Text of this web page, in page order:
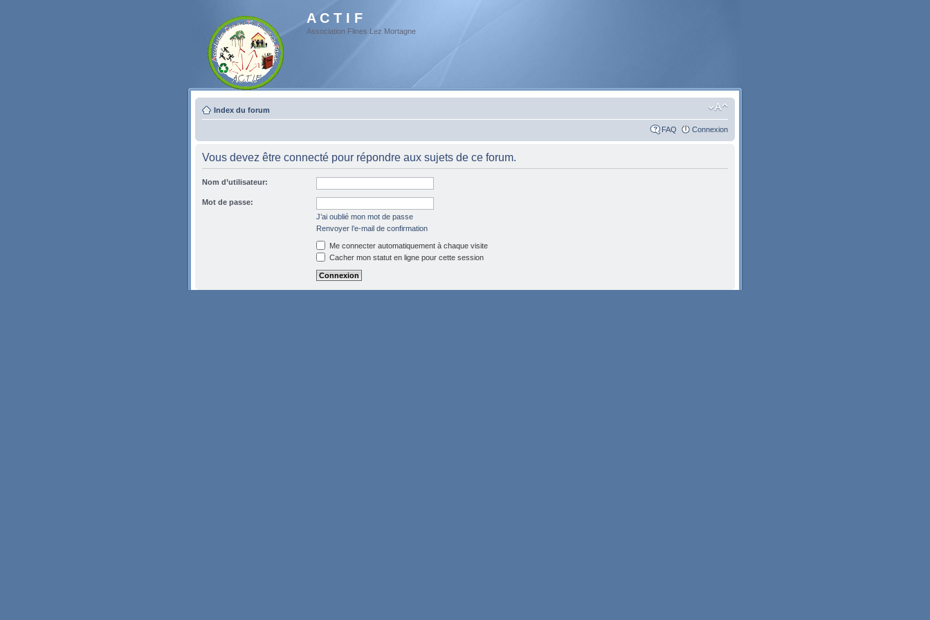
A C T I F
Association Flines Lez Mortagne
Index du forum
FAQ Connexion
Vous devez être connecté pour répondre aux sujets de ce forum.
Nom d’utilisateur:
Mot de passe:
J’ai oublié mon mot de passe
Renvoyer l’e-mail de confirmation
Me connecter automatiquement à chaque visite
Cacher mon statut en ligne pour cette session